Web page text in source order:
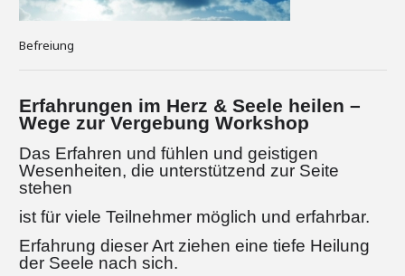
Befreiung
Erfahrungen im Herz & Seele heilen –
Wege zur Vergebung Workshop
Das Erfahren und fühlen und geistigen
Wesenheiten, die unterstützend zur Seite
stehen
ist für viele Teilnehmer möglich und erfahrbar.
Erfahrung dieser Art ziehen eine tiefe Heilung
der Seele nach sich.